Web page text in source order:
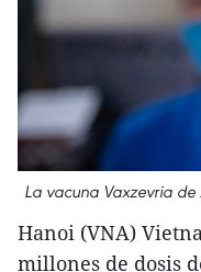
La vacuna Vaxzevria de
Hanoi (VNA)
millones de dosis